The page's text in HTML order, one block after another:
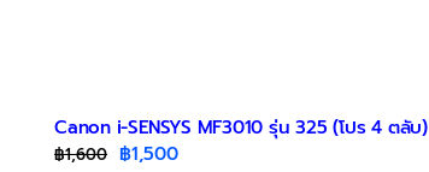
Canon i-SENSYS MF3010 รุ่น 325 (โปร 4 ตลับ)
฿1,600 Original
฿1,500Current